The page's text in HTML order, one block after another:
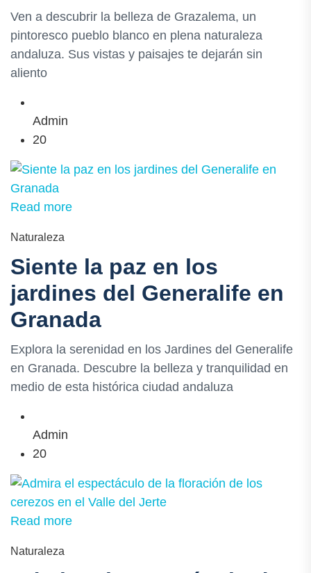
Ven a descubrir la belleza de Grazalema, un
pintoresco pueblo blanco en plena naturaleza
andaluza. Sus vistas y paisajes te dejarán sin
aliento
Admin
20
Read more
Naturaleza
Siente la paz en los
jardines del Generalife en
Granada
Explora la serenidad en los Jardines del Generalife
en Granada. Descubre la belleza y tranquilidad en
medio de esta histórica ciudad andaluza
Admin
20
Read more
Naturaleza